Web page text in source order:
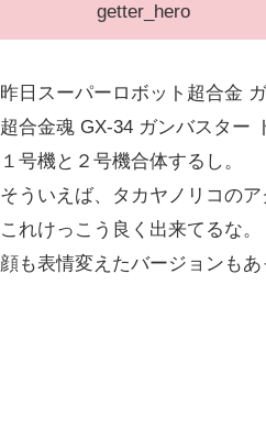
getter_hero
昨日スーパーロボット超合金
超合金魂 GX-34 ガンバスター
１号機と２号機合体するし。
そういえば、タカヤノリコの
これけっこう良く出来てるな。
顔も表情変えたバージョンもあ